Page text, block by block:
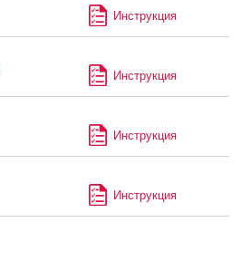
Инструкция
Инструкция
Инструкция
Инструкция